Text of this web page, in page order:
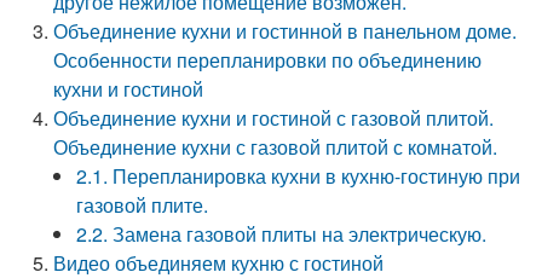
Объединение кухни и гостинной в панельном доме.
Особенности перепланировки по объединению
кухни и гостиной
Объединение кухни и гостиной с газовой плитой.
Объединение кухни с газовой плитой с комнатой.
2.1. Перепланировка кухни в кухню-гостиную при
газовой плите.
2.2. Замена газовой плиты на электрическую.
Видео объединяем кухню с гостиной